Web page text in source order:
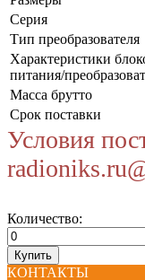
Серия
Тип преобразователя
Характеристики
питания/
Масса брутто
Срок поставки
Условия
Количество:
КОНТАКТЫ